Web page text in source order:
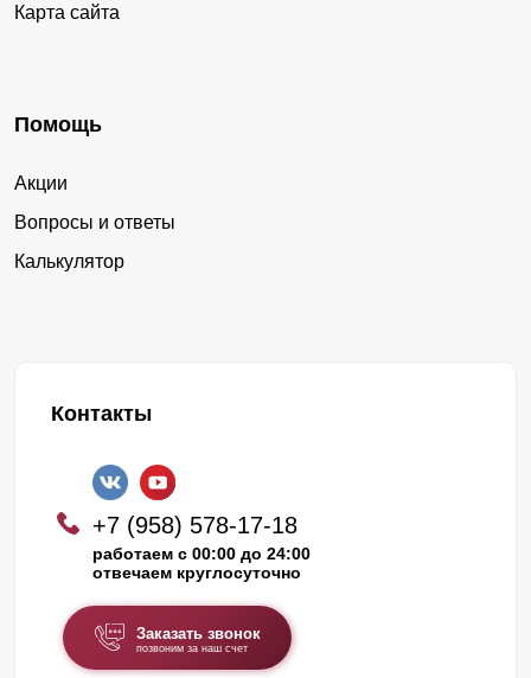
Карта сайта
Помощь
Акции
Вопросы и ответы
Калькулятор
Контакты
+7 (958) 578-17-18
работаем с 00:00 до 24:00
отвечаем круглосуточно
Заказать звонок
позвоним за наш счет